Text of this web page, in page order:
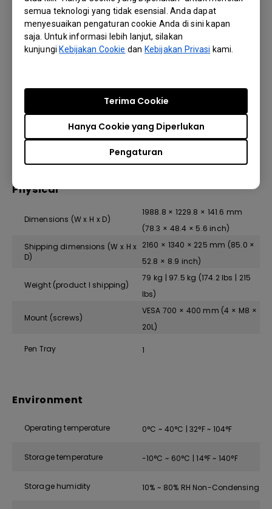
semua teknologi yang tidak esensial. Anda dapat
menyesuaikan pengaturan cookie Anda di sini kapan
saja. Untuk informasi lebih lanjut, silakan
kunjungi Kebijakan Cookie dan Kebijakan Privasi kami.
Pengaturan
Hanya Cookie yang Diperlukan
Terima Cookie
Power
Typical power consumption 149.8 W
Physical
Dimensions (W x H x D)
1988.8 × 1229.8 × 141.6 mm
(78.3 × 48.4 × 5.6 inch)
Shipping dimensions (W x H x
D)
2160 × 1340 × 225 mm (85.0 ×
52.8 × 8.9 inch)
Weight (product I shipping)
79 kg | 97.5 kg (174.2 lbs | 215
lbs)
Mount (screws)
VESA 700 × 400 mm (4 × M8 ×
20L)
Pen Tray 1
Environment
Operating temperature 0°C ~ 40°C | 32°F ~ 104°F
Storage temperature -10°C ~ 60°C | 14°F ~ 140°F
Storage humidity 10% ~ 80% RH Non-Condensing